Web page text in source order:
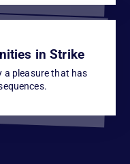
in Strike
a pleasure that has